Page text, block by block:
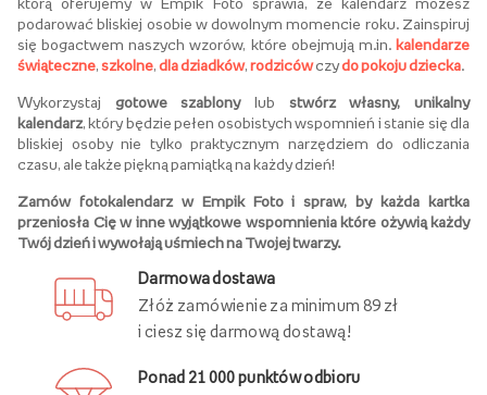
którą oferujemy w Empik Foto sprawia, że kalendarz możesz
podarować bliskiej osobie w dowolnym momencie roku. Zainspiruj
się bogactwem naszych wzorów, które obejmują m.in. kalendarze
świąteczne, szkolne, dla dziadków, rodzicówczydo pokoju dziecka.
Wykorzystaj gotowe szablonylub stwórz własny, unikalny
kalendarz, który będzie pełen osobistych wspomnień i stanie się dla
bliskiej osoby nie tylko praktycznym narzędziem do odliczania
czasu, ale także piękną pamiątką na każdy dzień!
Zamów fotokalendarz w Empik Foto i spraw, by każda kartka
przeniosła Cię w inne wyjątkowe wspomnienia które ożywią każdy
Twój dzień i wywołają uśmiech na Twojej twarzy.
Darmowa dostawa
Złóż zamówienie za minimum 89 zł
i ciesz się darmową dostawą!
Ponad 21 000 punktów odbioru